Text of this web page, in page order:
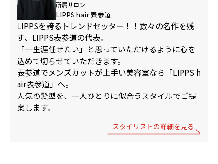
所属サロン
LIPPS hair 表参道
LIPPSを誇るトレンドセッター！！数々の名作を残
す、LIPPS表参道の代表。
「一生涯任せたい」と思っていただけるように心を
込めて切らせていただきます。
表参道でメンズカットが上手い美容室なら「LIPPS h
air表参道」へ。
人気の髪型を、一人ひとりに似合うスタイルでご提
案します。
スタイリストの詳細を見る